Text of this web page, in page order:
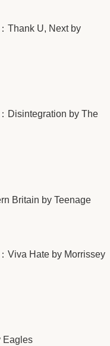
Thank U, Next by
Disintegration by The
Britain by Teenage
Viva Hate by Morrissey
Eagles